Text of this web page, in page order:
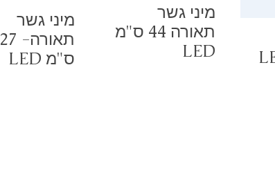
מיני גשר
תאורה 44 ס"מ
LED
מיני גשר
תאורה- 27
ס"מ LED